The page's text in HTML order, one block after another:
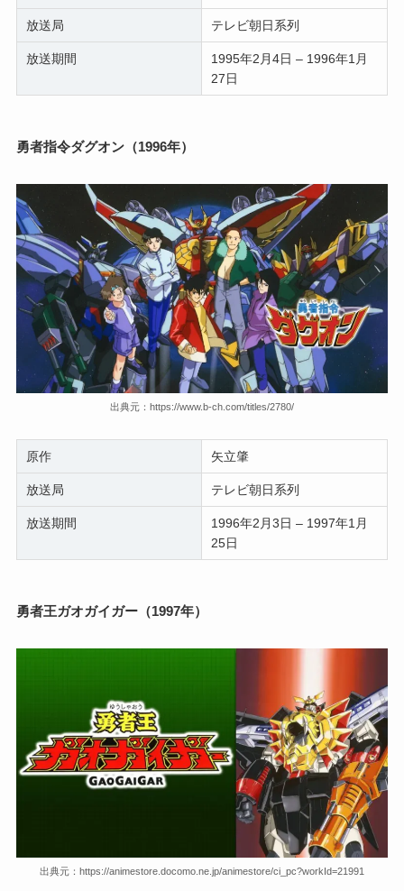
放送局 テレビ朝日系列
放送期間
1995年2月4日 – 1996年1月
27日
勇者指令ダグオン（1996年）
出典元：https://www.b-ch.com/titles/2780/
原作 矢立肇
放送局 テレビ朝日系列
放送期間
1996年2月3日 – 1997年1月
25日
勇者王ガオガイガー（1997年）
出典元：https://animestore.docomo.ne.jp/animestore/ci_pc?workId=21991